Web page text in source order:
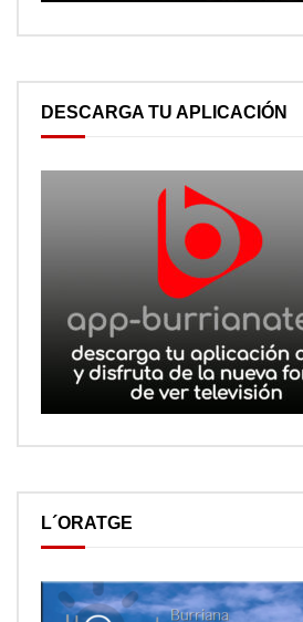
DESCARGA TU APLICACIÓN
L´ORATGE